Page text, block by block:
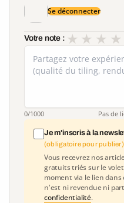
Se déconnecter
Votre note : ★
★
★
★
0/1000 Pas de
Je m'inscris à la
(obligatoire pour publier)
Vous recevrez nos
gratuits triés sur le
moment via le lien
n'est ni revendue ni
confidentialité.